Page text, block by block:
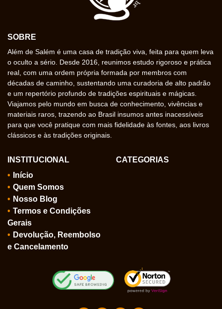
SOBRE
Além de Salém é uma casa de tradição viva, feita para quem leva
o oculto a sério. Desde 2016, reunimos estudo rigoroso e prática
real, com uma ordem própria formada por membros com
décadas de caminho, sustentando uma curadoria de alto padrão
e um repertório profundo de tradições espirituais e mágicas.
Viajamos pelo mundo em busca de conhecimento, vivências e
materiais raros, trazendo ao Brasil insumos antes inacessíveis
para que você pratique com mais fidelidade às fontes, aos livros
clássicos e às tradições originais.
INSTITUCIONAL
Início
Quem Somos
Nosso Blog
Termos e Condições
Gerais
Devolução, Reembolso
e Cancelamento
CATEGORIAS